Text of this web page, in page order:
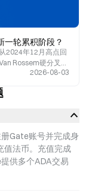
一轮累积阶段？
2024年12月高点回
Rossem硬分叉已
。本文从技术结构
2026-08-03
Gate账号并完成身
值法币。充值完成
供多个ADA交易